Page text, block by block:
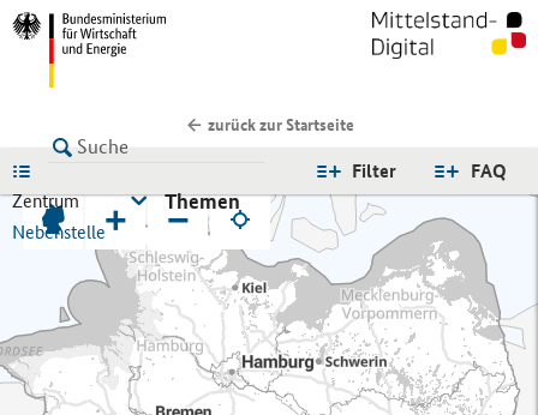
zurück zur Startseite
FAQ
Filter
Zentrum
Nebenstelle
Themen
+ −